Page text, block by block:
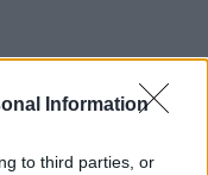
Information
to third parties, or
του